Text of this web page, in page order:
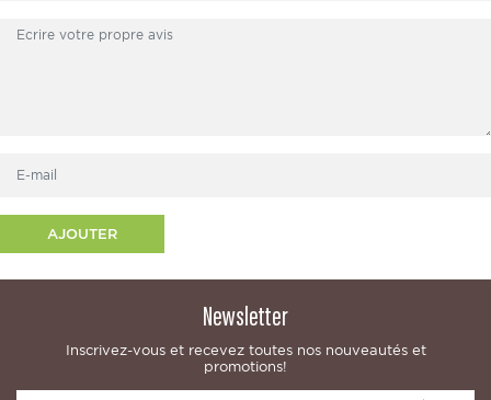
AJOUTER
Newsletter
Inscrivez-vous et recevez toutes nos nouveautés et
promotions!